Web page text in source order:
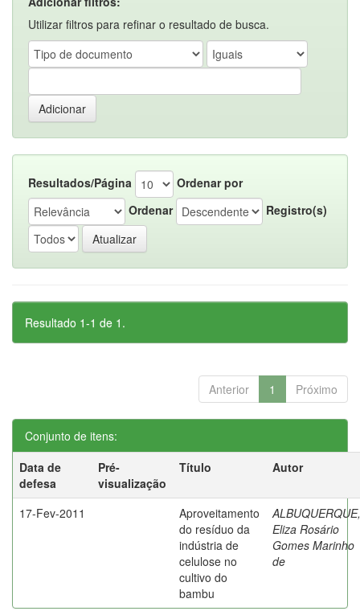
Utilizar filtros para refinar o resultado de busca.
Resultados/Página
Ordenar por
Ordenar
Registro(s)
Resultado 1-1 de 1.
Anterior 1 Próximo
Conjunto de itens:
Data de
defesa
Pré-
visualização
Título Autor
17-Fev-2011
Aproveitamento
do resíduo da
indústria de
celulose no
cultivo do
bambu
ALBUQUERQUE,
Eliza Rosário
Gomes Marinho
de